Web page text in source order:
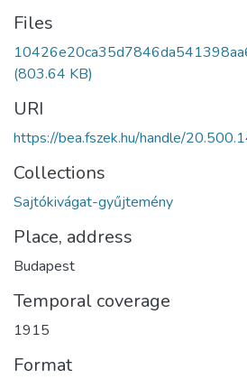
Files
(803.64 KB)
URI
https://bea.fszek.hu/handle/
Collections
Sajtókivágat-gyűjtemény
Place, address
Budapest
Temporal coverage
1915
Format